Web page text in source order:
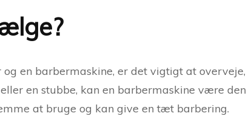
en barbermaskine, er det vigtigt at overveje,
en stubbe, kan en barbermaskine være den
at bruge og kan give en tæt barbering.